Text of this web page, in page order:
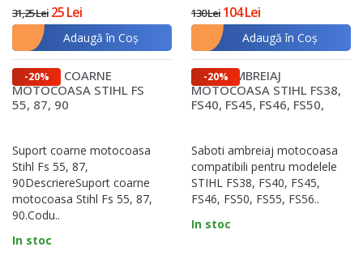
un profesionist, investiția în piese compatibile și
durabile se va reflecta într-un echipament care
funcționează impecabil sezon după sezon.
31,25 Lei 25 Lei
Adaugă în Coş
130 Lei 104 Lei
Adaugă în Coş
-20%
SUPORT COARNE
MOTOCOASA STIHL FS
55, 87, 90
Suport coarne motocoasa
Stihl Fs 55, 87,
90DescriereSuport coarne
motocoasa Stihl Fs 55, 87,
90.Codu..
In stoc
-20%
OALA AMBREIAJ
MOTOCOASA STIHL FS38,
FS40, FS45, FS46, FS50,
Saboti ambreiaj motocoasa
compatibili pentru modelele
STIHL FS38, FS40, FS45,
FS46, FS50, FS55, FS56..
In stoc